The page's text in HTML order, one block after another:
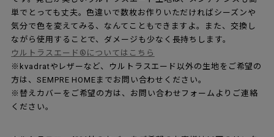
単でとっても丈夫。色違いで数枚お作りいただければシーズンや
気分で色を変えてみる、なんてこともできますよ。また、交換し
ながら使用することで、ダメージも少なく長持ちします。
ウルトラスエード®についてはこちら
※kvadratやレザーなど、ウルトラスエード以外の生地をご希望の
方は、SEMPRE HOMEまでお問い合わせください。
※替えカバーをご希望の方は、お問い合わせフォームよりご連絡
ください。